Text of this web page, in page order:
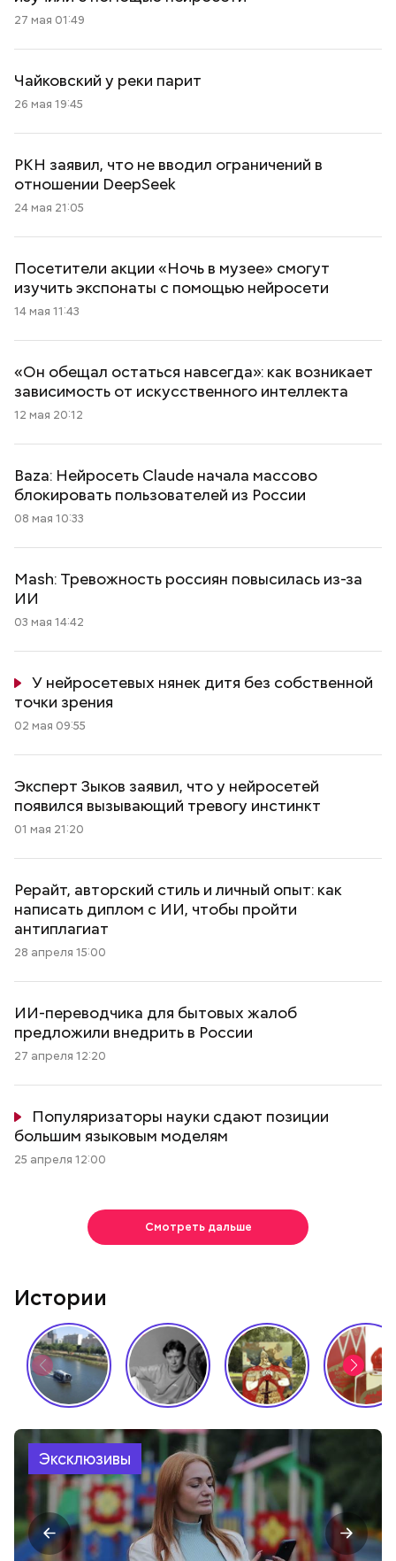
27 мая 01:49
Чайковский у реки парит
26 мая 19:45
РКН заявил, что не вводил ограничений в
отношении DeepSeek
24 мая 21:05
Посетители акции «Ночь в музее» смогут
изучить экспонаты с помощью нейросети
14 мая 11:43
«Он обещал остаться навсегда»: как возникает
зависимость от искусственного интеллекта
12 мая 20:12
Baza: Нейросеть Claude начала массово
блокировать пользователей из России
08 мая 10:33
Mash: Тревожность россиян повысилась из-за
ИИ
03 мая 14:42
У нейросетевых нянек дитя без собственной
точки зрения
02 мая 09:55
Эксперт Зыков заявил, что у нейросетей
появился вызывающий тревогу инстинкт
01 мая 21:20
Рерайт, авторский стиль и личный опыт: как
написать диплом с ИИ, чтобы пройти
антиплагиат
28 апреля 15:00
ИИ-переводчика для бытовых жалоб
предложили внедрить в России
27 апреля 12:20
Популяризаторы науки сдают позиции
большим языковым моделям
25 апреля 12:00
Смотреть дальше
Истории
Эксклюзивы